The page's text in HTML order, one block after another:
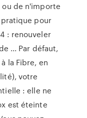
ou de n'importe
pour
: renouveler
... Par défaut,
la Fibre, en
votre
: elle ne
est éteinte